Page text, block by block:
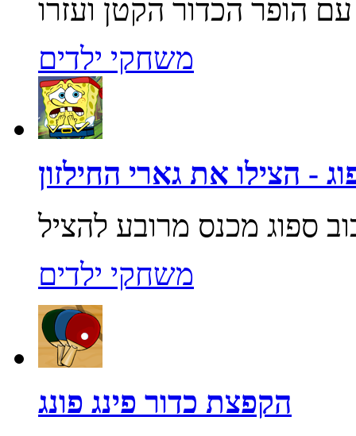
משחקי ילדים
- הצילו את גארי החילזון
משחקי ילדים
הקפצת כדור פינג פונג